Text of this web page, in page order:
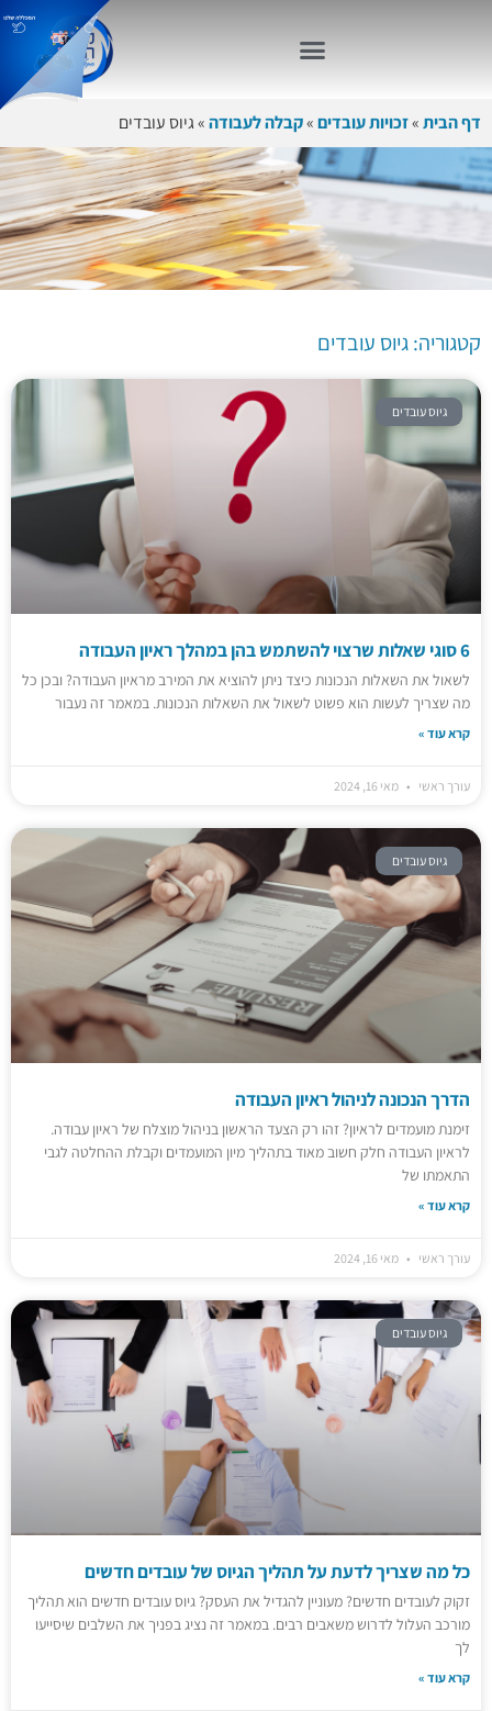
דף הבית»זכויות עובדים»קבלה לעבודה»גיוס עובדים
קטגוריה: גיוס עובדים
גיוס עובדים
6 סוגי שאלות שרצוי להשתמש בהן במהלך ראיון העבודה
לשאול את השאלות הנכונות כיצד ניתן להוציא את המירב מראיון העבודה? ובכן כל
מה שצריך לעשות הוא פשוט לשאול את השאלות הנכונות. במאמר זה נעבור
קרא עוד »
עורך ראשי מאי 16, 2024
גיוס עובדים
הדרך הנכונה לניהול ראיון העבודה
זימנת מועמדים לראיון? זהו רק הצעד הראשון בניהול מוצלח של ראיון עבודה.
לראיון העבודה חלק חשוב מאוד בתהליך מיון המועמדים וקבלת ההחלטה לגבי
התאמתו של
קרא עוד »
עורך ראשי מאי 16, 2024
גיוס עובדים
כל מה שצריך לדעת על תהליך הגיוס של עובדים חדשים
זקוק לעובדים חדשים? מעוניין להגדיל את העסק? גיוס עובדים חדשים הוא תהליך
מורכב העלול לדרוש משאבים רבים. במאמר זה נציג בפניך את השלבים שיסייעו
לך
קרא עוד »